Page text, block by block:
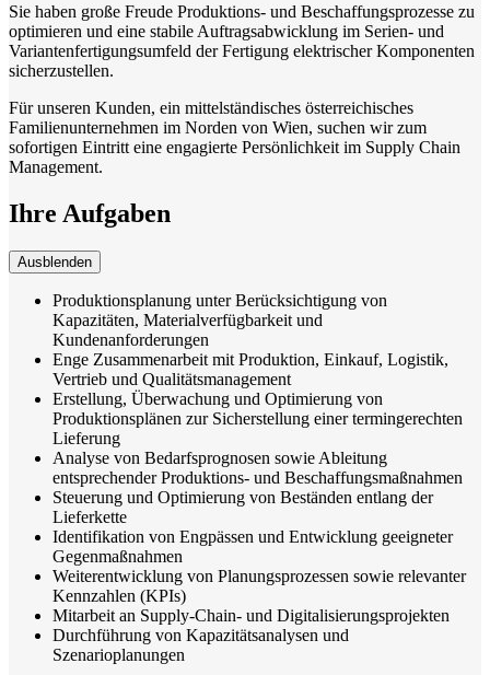
Sie haben große Freude Produktions- und Beschaffungsprozesse zu
optimieren und eine stabile Auftragsabwicklung im Serien- und
Variantenfertigungsumfeld der Fertigung elektrischer Komponenten
sicherzustellen.
Für unseren Kunden, ein mittelständisches österreichisches
Familienunternehmen im Norden von Wien, suchen wir zum
sofortigen Eintritt eine engagierte Persönlichkeit im Supply Chain
Management.
Ihre Aufgaben
Ausblenden
Produktionsplanung unter Berücksichtigung von
Kapazitäten, Materialverfügbarkeit und
Kundenanforderungen
Enge Zusammenarbeit mit Produktion, Einkauf, Logistik,
Vertrieb und Qualitätsmanagement
Erstellung, Überwachung und Optimierung von
Produktionsplänen zur Sicherstellung einer termingerechten
Lieferung
Analyse von Bedarfsprognosen sowie Ableitung
entsprechender Produktions- und Beschaffungsmaßnahmen
Steuerung und Optimierung von Beständen entlang der
Lieferkette
Identifikation von Engpässen und Entwicklung geeigneter
Gegenmaßnahmen
Weiterentwicklung von Planungsprozessen sowie relevanter
Kennzahlen (KPIs)
Mitarbeit an Supply-Chain- und Digitalisierungsprojekten
Durchführung von Kapazitätsanalysen und
Szenarioplanungen